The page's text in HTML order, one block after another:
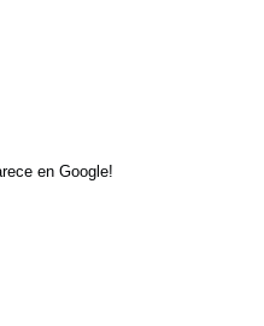
en Google!